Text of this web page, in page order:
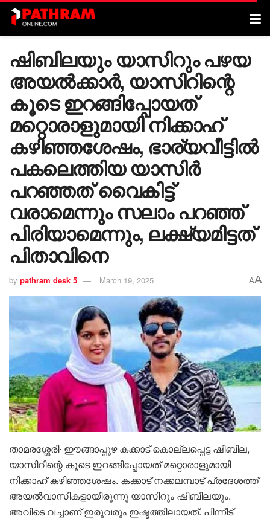
ഷിബിലയും യാസിറും പഴയ
അയൽക്കാർ, യാസിറിന്റെ
കൂടെ ഇറങ്ങിപ്പോയത്
മറ്റൊരാളുമായി നിക്കാഹ്
കഴിഞ്ഞശേഷം, ഭാര്യവീട്ടിൽ
പകലെത്തിയ യാസിർ
പറഞ്ഞത് വൈകിട്ട്
വരാമെന്നും സലാം പറഞ്ഞ്
പിരിയാമെന്നും, ലക്ഷ്യമിട്ടത്
പിതാവിനെ
by pathram desk 5 March 19, 2025 AA
താമരശ്ശേരി∙ ഈങ്ങാപ്പുഴ കക്കാട് കൊല്ലപ്പെട്ട ഷിബില,
യാസിറിന്റെ കൂടെ ഇറങ്ങിപ്പോയത് മറ്റൊരാളുമായി
നിക്കാഹ് കഴിഞ്ഞശേഷം. കക്കാട് നക്കലമ്പാട് പ്രദേശത്ത്
അയൽവാസികളായിരുന്നു യാസിറും ഷിബിലയും.
അവിടെ വച്ചാണ് ഇരുവരും ഇഷ്ടത്തിലായത്. പിന്നീട്